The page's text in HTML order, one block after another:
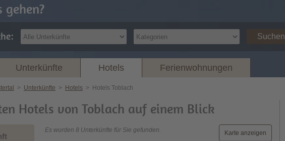
Suchen
Unterkünfte Hotels Ferienwohnungen
> Unterkünfte > Hotels > Hotels Toblach
Hotels von Toblach auf einem Blick
Karte anzeigen
Es wurden 8 Unterkünfte für Sie gefunden.